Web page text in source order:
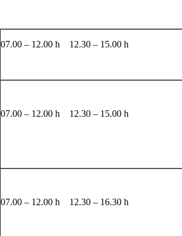
07.00 – 12.00 h 12.30 – 15.00 h
07.00 – 12.00 h 12.30 – 15.00 h
07.00 – 12.00 h 12.30 – 16.30 h